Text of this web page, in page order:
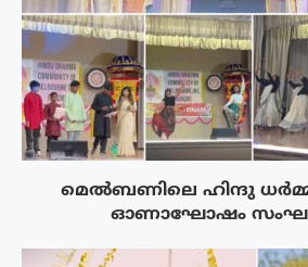
മെൽബണിലെ ഹിന്ദു ധർമ്മ
ഓണാഘോഷം